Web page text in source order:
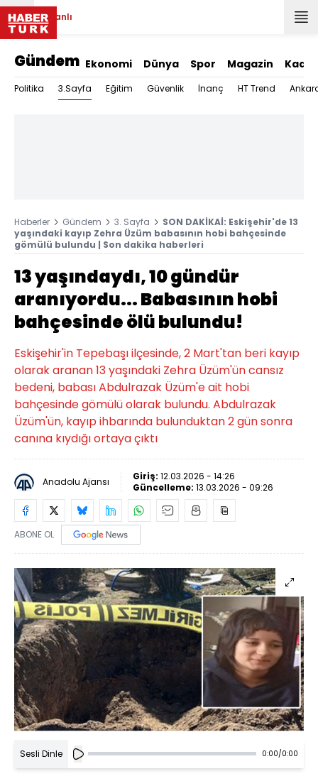
Canlı
Gündem Ekonomi Dünya Spor Magazin Kadın
Politika 3.Sayfa Eğitim Güvenlik İnanç HT Trend
Haberler Gündem 3. Sayfa
SON DAKİKAİ: Eskişehir'de 13
yaşındaki kayıp Zehra Üzüm babasının hobi bahçesinde
gömülü bulundu | Son dakika haberleri
13 yaşındaydı, 10 gündür
aranıyordu... Babasının hobi
bahçesinde ölü bulundu!
Eskişehir'in Tepebaşı ilçesinde, 2 Mart'tan beri kayıp
olarak aranan 13 yaşındaki Zehra Üzüm'ün cansız
bedeni, babası Abdulrazak Üzüm'e ait hobi
bahçesinde gömülü olarak bulundu. Abdulrazak
Üzüm'ün, kayıp ihbarında bulunduktan 2 gün sonra
canına kıydığı ortaya çıktı
Anadolu Ajansı Giriş: 12.03.2026 - 14:26
Güncelleme: 13.03.2026 - 09:26
ABONE OL
Sesli Dinle 0:00/0:00